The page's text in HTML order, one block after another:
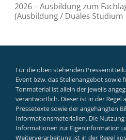
2026 – Ausbildung zum
(Ausbildung / Duales
Für die oben stehenden
Event bzw. das Stellenangebot sowie
Tonmaterial ist allein der jeweils
verantwortlich. Dieser ist in der Regel
Pressetexte sowie der angehängten
Informationsmaterialien. Die
Informationen zur Eigeninformation
Weiterverarbeitung ist in der Regel